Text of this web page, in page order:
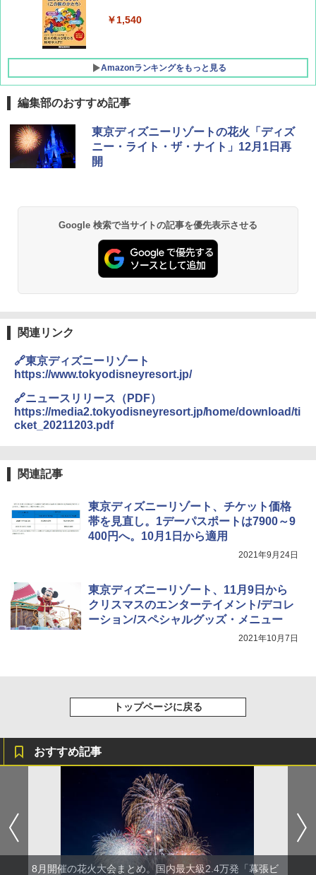
￥1,760
￥1,540
Amazonランキングをもっと見る
[キャンパーズコレクション 山善] ポップアッ
プテント 傘みたいに広げて畳める パッとサ
ッとサンシェード キューブ フルクローズ メ
PYKES PEAK (パイクスピーク) 着替えテン
ト プライバシー テント 【中が透けない】 1
人用 折りたたみ 防災グッズ 災害用トイレ ビ
ーチ ピクニック ポップアップテント 携帯 簡
ENDLESS BASE 《めざましテレビで紹介》
テント ワンタッチ RENEW 幅200 2-3人用 43
500002(89232)
￥5,999
￥9,990
[キャンパーズコレクション 山善] 傘みたいに
イド ブラックコーティング フルクローズ メ
ッシュ 4人用 簡単設置 ポップアップテント P
ATCW-150B エクルベージュ
GRANDOOR ステンレス保冷剤 2個セット 2
026リニューアル 急速冷凍 空間倍増 衛生的
コンパクト 保冷力長持ち
ラソル ガーデン サイトシート付 折りたたみ
防水 UVカット 4段階高さ調整 軽量 収納袋付
き
￥6,459
秒）射程5～10m 安全ロック搭載 携帯収納袋
付き ヒグマ・イノシシ対策 自治体・教育機
関の購入実績 登山・キャンプ・アウトドア・
防災用品 長期保存可能 緊急時用 日本国内発
送
￥3,680
ンパクト多機能設計 持ち運び便利 アウトド
ア/オフィス/教育現場/展示会用 緑
￥1,180
HYREKK 八角形タープ 防水タープ 3×4.5m
ブラックラバーコーティング UPF50+ UVカ
ット 5000mm耐水圧 210D生地 遮光
編集部のおすすめ記事
東京ディズニーリゾートの花火「ディズ
ニー・ライト・ザ・ナイト」12月1日再
開
Google 検索で当サイトの記事を優先表示させる
関連リンク
🔗東京ディズニーリゾート
https://www.tokyodisneyresort.jp/
🔗ニュースリリース（PDF）
https://media2.tokyodisneyresort.jp/home/download/ti
cket_20211203.pdf
関連記事
東京ディズニーリゾート、チケット価格
帯を見直し。1デーパスポートは7900～9
400円へ。10月1日から適用
2021年9月24日
東京ディズニーリゾート、11月9日から
クリスマスのエンターテイメント/デコレ
ーション/スペシャルグッズ・メニュー
2021年10月7日
トップページに戻る
おすすめ記事
8月開催の花火大会まとめ。国内最大級2.4万発「幕張ビ